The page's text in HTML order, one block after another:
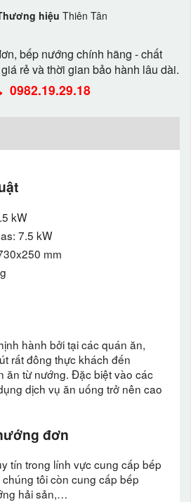
hiệu Thiên Tân
bếp nướng chính hãng - chất
rẻ và thời gian bảo hành lâu dài.
0982.19.29.18
kW
7.5 kW
mm
hành bởi tại các quán ăn,
rất đông thực khách đến
ăn từ nướng. Đặc biệt vào các
dịch vụ ăn uống trở nên cao
đơn
tín trong lính vực cung cấp bếp
tôi còn cung cấp bếp
hải sản,…